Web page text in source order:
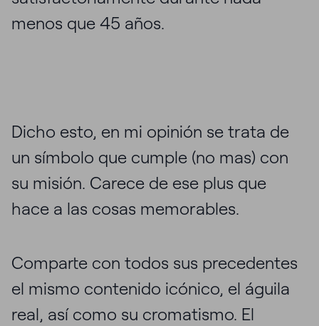
menos que 45 años.
Dicho esto, en mi opinión se trata de
un símbolo que cumple (no mas) con
su misión. Carece de ese plus que
hace a las cosas memorables.
Comparte con todos sus precedentes
el mismo contenido icónico, el águila
real, así como su cromatismo. El